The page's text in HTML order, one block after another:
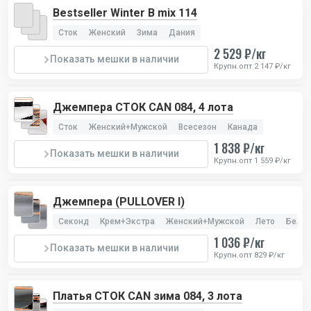
Bestseller Winter В mix 114
Сток Женский Зима Дания
Показать мешки в наличии 2 529 ₽/кг
Крупн.опт 2 147 ₽/кг
Джемпера СТОК CAN 084, 4 лота
Сток Женский+Мужской Всесезон Канада
Показать мешки в наличии 1 838 ₽/кг
Крупн.опт 1 559 ₽/кг
Джемпера (PULLOVER I)
Секонд Крем+Экстра Женский+Мужской Лето
Показать мешки в наличии 1 036 ₽/кг
Крупн.опт 829 ₽/кг
Платья СТОК CAN зима 084, 3 лота